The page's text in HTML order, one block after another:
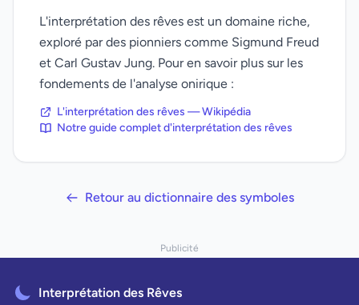
L'interprétation des rêves est un domaine riche,
exploré par des pionniers comme Sigmund Freud
et Carl Gustav Jung. Pour en savoir plus sur les
fondements de l'analyse onirique :
L'interprétation des rêves — Wikipédia
Notre guide complet d'interprétation des rêves
Retour au dictionnaire des symboles
Publicité
Interprétation des Rêves